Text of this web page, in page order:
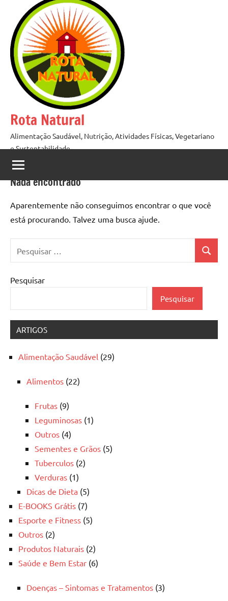
conteúdo
Rota Natural
Alimentação Saudável, Nutrição, Atividades Físicas, Vegetariano
e Sustentabilidade
Nada encontrado
Aparentemente não conseguimos encontrar o que você
está procurando. Talvez uma busca ajude.
por:
Pesquisar
Pesquisar
ARTIGOS
Alimentação Saudável (29)
Alimentos (22)
Frutas (9)
Leguminosas (1)
Outros (4)
Sementes e Grãos (5)
Tuberculos (2)
Verduras (1)
Dicas de Dieta (5)
E-BOOKS Grátis (7)
Esporte e Fitness (5)
Outros (2)
Produtos Naturais (2)
Saúde e Bem Estar (6)
Doenças – Sintomas e Tratamentos (3)